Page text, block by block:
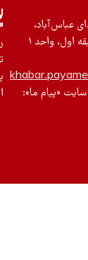
ما»:
توسعۀ
پایدار
ایران